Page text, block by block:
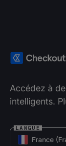
Accédez à
intelligents.
France
LANGUE